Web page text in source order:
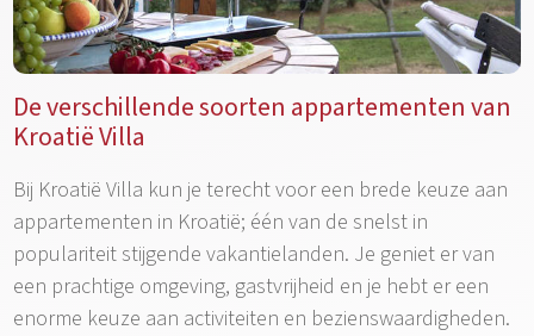
De verschillende soorten appartementen van
Kroatië Villa
Bij Kroatië Villa kun je terecht voor een brede keuze aan
appartementen in Kroatië; één van de snelst in
populariteit stijgende vakantielanden. Je geniet er van
een prachtige omgeving, gastvrijheid en je hebt er een
enorme keuze aan activiteiten en bezienswaardigheden.